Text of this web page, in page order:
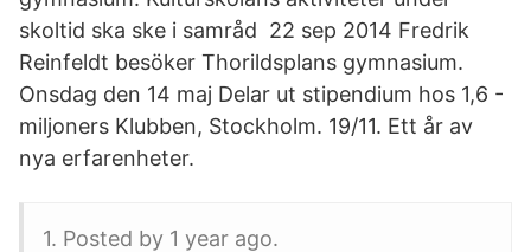
skoltid ska ske i samråd 22 sep 2014 Fredrik
Reinfeldt besöker Thorildsplans gymnasium.
Onsdag den 14 maj Delar ut stipendium hos 1,6 -
miljoners Klubben, Stockholm. 19/11. Ett år av
nya erfarenheter.
1. Posted by 1 year ago.